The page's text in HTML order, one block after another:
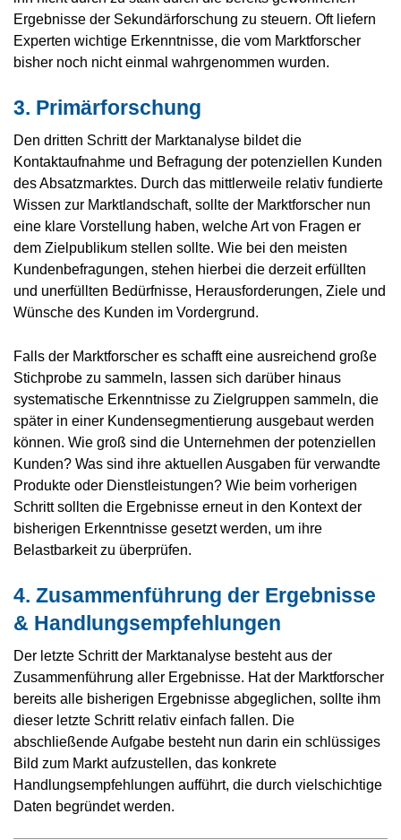
Ergebnisse der Sekundärforschung zu steuern. Oft liefern
Experten wichtige Erkenntnisse, die vom Marktforscher
bisher noch nicht einmal wahrgenommen wurden.
3. Primärforschung
Den dritten Schritt der Marktanalyse bildet die
Kontaktaufnahme und Befragung der potenziellen Kunden
des Absatzmarktes. Durch das mittlerweile relativ fundierte
Wissen zur Marktlandschaft, sollte der Marktforscher nun
eine klare Vorstellung haben, welche Art von Fragen er
dem Zielpublikum stellen sollte. Wie bei den meisten
Kundenbefragungen, stehen hierbei die derzeit erfüllten
und unerfüllten Bedürfnisse, Herausforderungen, Ziele und
Wünsche des Kunden im Vordergrund.
Falls der Marktforscher es schafft eine ausreichend große
Stichprobe zu sammeln, lassen sich darüber hinaus
systematische Erkenntnisse zu Zielgruppen sammeln, die
später in einer Kundensegmentierung ausgebaut werden
können. Wie groß sind die Unternehmen der potenziellen
Kunden? Was sind ihre aktuellen Ausgaben für verwandte
Produkte oder Dienstleistungen? Wie beim vorherigen
Schritt sollten die Ergebnisse erneut in den Kontext der
bisherigen Erkenntnisse gesetzt werden, um ihre
Belastbarkeit zu überprüfen.
4. Zusammenführung der Ergebnisse
& Handlungsempfehlungen
Der letzte Schritt der Marktanalyse besteht aus der
Zusammenführung aller Ergebnisse. Hat der Marktforscher
bereits alle bisherigen Ergebnisse abgeglichen, sollte ihm
dieser letzte Schritt relativ einfach fallen. Die
abschließende Aufgabe besteht nun darin ein schlüssiges
Bild zum Markt aufzustellen, das konkrete
Handlungsempfehlungen aufführt, die durch vielschichtige
Daten begründet werden.